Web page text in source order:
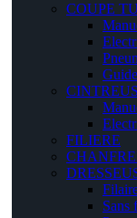
COUPE
FILIERE
Sans